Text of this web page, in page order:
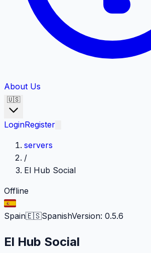
About Us
🇺🇸
LoginRegister
servers
/
El Hub Social
Offline
Spain🇪🇸SpanishVersion: 0.5.6
El Hub Social